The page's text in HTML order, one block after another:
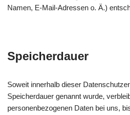
Namen, E-Mail-Adressen o. Ä.)
Speicherdauer
Soweit innerhalb dieser
Speicherdauer genannt wurde,
personenbezogenen Daten bei uns,